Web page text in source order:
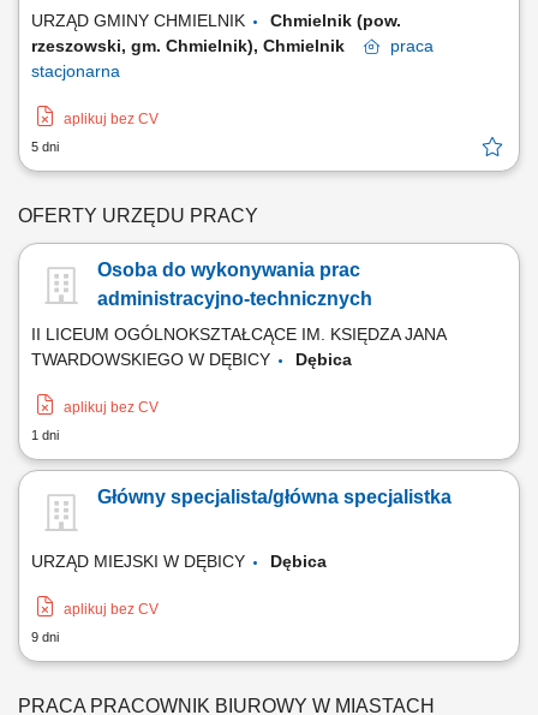
URZĄD GMINY CHMIELNIK
Chmielnik (pow.
rzeszowski, gm. Chmielnik), Chmielnik
praca
stacjonarna
aplikuj bez CV
5 dni
OFERTY URZĘDU PRACY
Osoba do wykonywania prac
administracyjno-technicznych
II LICEUM OGÓLNOKSZTAŁCĄCE IM. KSIĘDZA JANA
TWARDOWSKIEGO W DĘBICY
Dębica
aplikuj bez CV
1 dni
Główny specjalista/główna specjalistka
URZĄD MIEJSKI W DĘBICY Dębica
aplikuj bez CV
9 dni
PRACA PRACOWNIK BIUROWY W MIASTACH